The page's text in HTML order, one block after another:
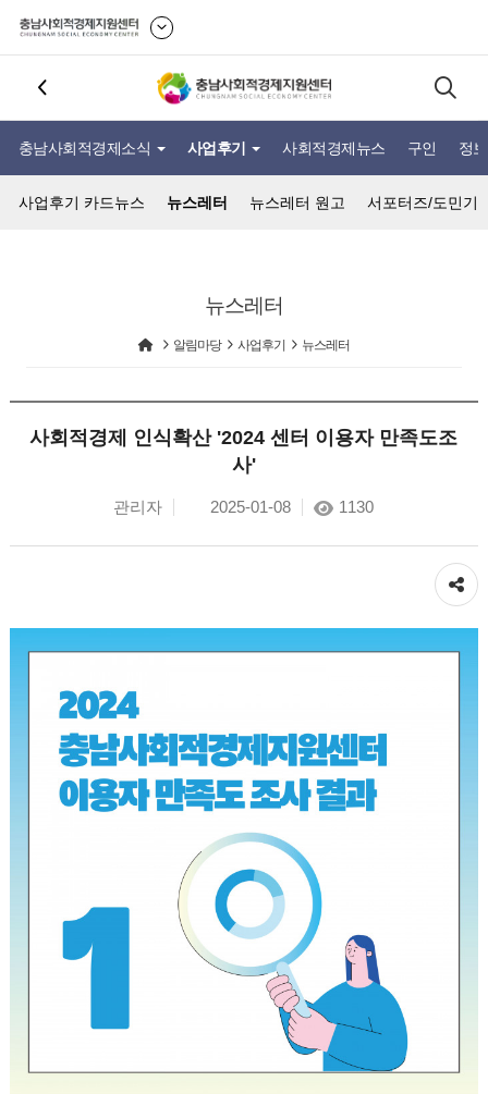
충남사회적경제소식 사업후기 사회적경제뉴스 구인 정
사업후기 카드뉴스 뉴스레터 뉴스레터 원고 서포터즈/도민기
뉴스레터
알림마당 사업후기 뉴스레터
사회적경제 인식확산 '2024 센터 이용자 만족도조
사'
관리자 2025-01-08 1130
공유하기